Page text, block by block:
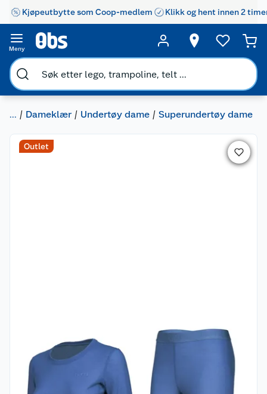
Kjøpeutbytte som Coop-medlem Klikk og hent innen 2
Meny
... Dameklær Undertøy dame Superundertøy dame
Outlet